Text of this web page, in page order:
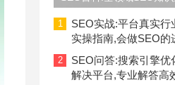
手入门到从业者进阶指南
1
SEO实战:平台真实行
实操指南,会做SEO的
2
SEO问答:搜索引擎优
解决平台,专业解答高